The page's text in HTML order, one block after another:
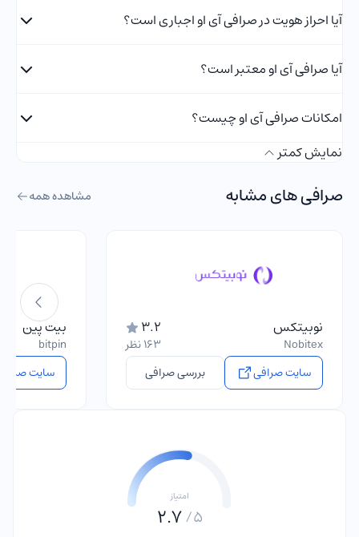
آیا احراز هویت در صرافی آی او اجباری است؟
آیا صرافی آی او معتبر است؟
امکانات صرافی آی او چیست؟
نمایش کمتر
صرافی های مشابه مشاهده همه
نوبیتکس
Nobitex
3.2
163 نظر
سایت صرافی
بررسی صرافی
بیت پین
bitpin
سایت
امتیاز
5/
2.7